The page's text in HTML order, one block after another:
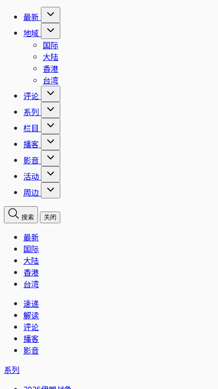
最新
地域
国际
大陆
香港
台湾
评论
系列
栏目
播客
影音
活动
周边
搜索 关闭
最新
国际
大陆
香港
台湾
速递
解读
评论
播客
影音
系列